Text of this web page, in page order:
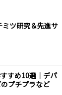
ミツ研究＆先進サ
すめ10選｜デパ
プチプラなど